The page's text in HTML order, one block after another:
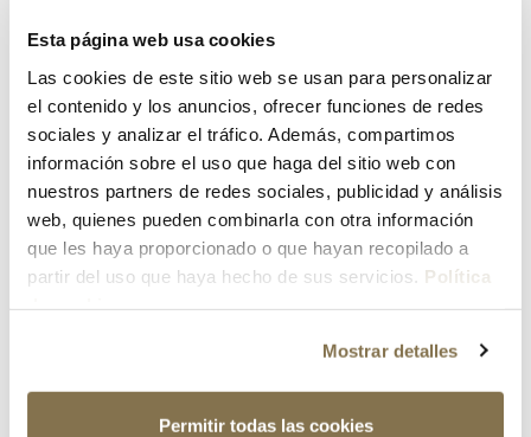
Esta página web usa cookies
Las cookies de este sitio web se usan para personalizar
el contenido y los anuncios, ofrecer funciones de redes
sociales y analizar el tráfico. Además, compartimos
información sobre el uso que haga del sitio web con
nuestros partners de redes sociales, publicidad y análisis
web, quienes pueden combinarla con otra información
que les haya proporcionado o que hayan recopilado a
partir del uso que haya hecho de sus servicios. Política
Mostrar detalles
Permitir todas las cookies
¿Has olvidado tu contraseña?